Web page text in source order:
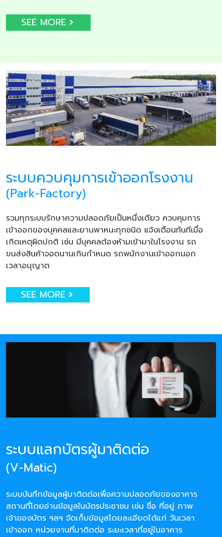
SEE MORE
ระบบควบคุมการเข้าออกโรงงาน
(Park-Factory)
รวมทุกระบบรักษาความปลอดภัยเป็นหนึ่งเดียว ควบคุมการ
เข้าออกของบุคคลและยานพาหนะทุกชนิด แจ้งเตือนทันทีเมื่อ
เกิดเหตุผิดปกติ เช่น มีบุคคลต้องห้ามเข้ามาในโรงงาน รถ
ขนส่งสินค้าจอดนานเกินกำหนด รถพนักงานเข้าออกนอก
เวลาอนุญาต
SEE MORE
ระบบแลกบัตรผู้มาติดต่อ
(V-Matic)
ระบบบันทึกข้อมูลผู้มาติดต่อเพื่อความปลอดภัยของอาคาร
สถานที่โดยอ่านข้อมูลในบัตรประชาชน เช่น ชื่อ ที่อยู่ ภาพ
เจ้าของบัตร ฯลฯ จัดเก็บข้อมูลโดยละเอียดได้แก่ วันเวลา
เข้าออก หน่วยงานที่มาติดต่อ ระยะเวลาที่อยู่ในอาคาร